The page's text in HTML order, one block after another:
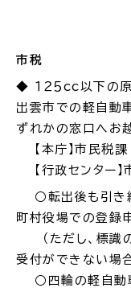
市税
◆ １２５cc以下の
出雲市での軽自動
ずれかの窓口へお
【本庁】市民税課
【行政センター】
○転出後も引き続
町村役場での登録
（ただし、標識
受付ができない場
○四輪の軽自動車